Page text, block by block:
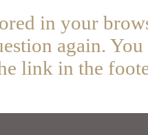
in your
again.
link in the